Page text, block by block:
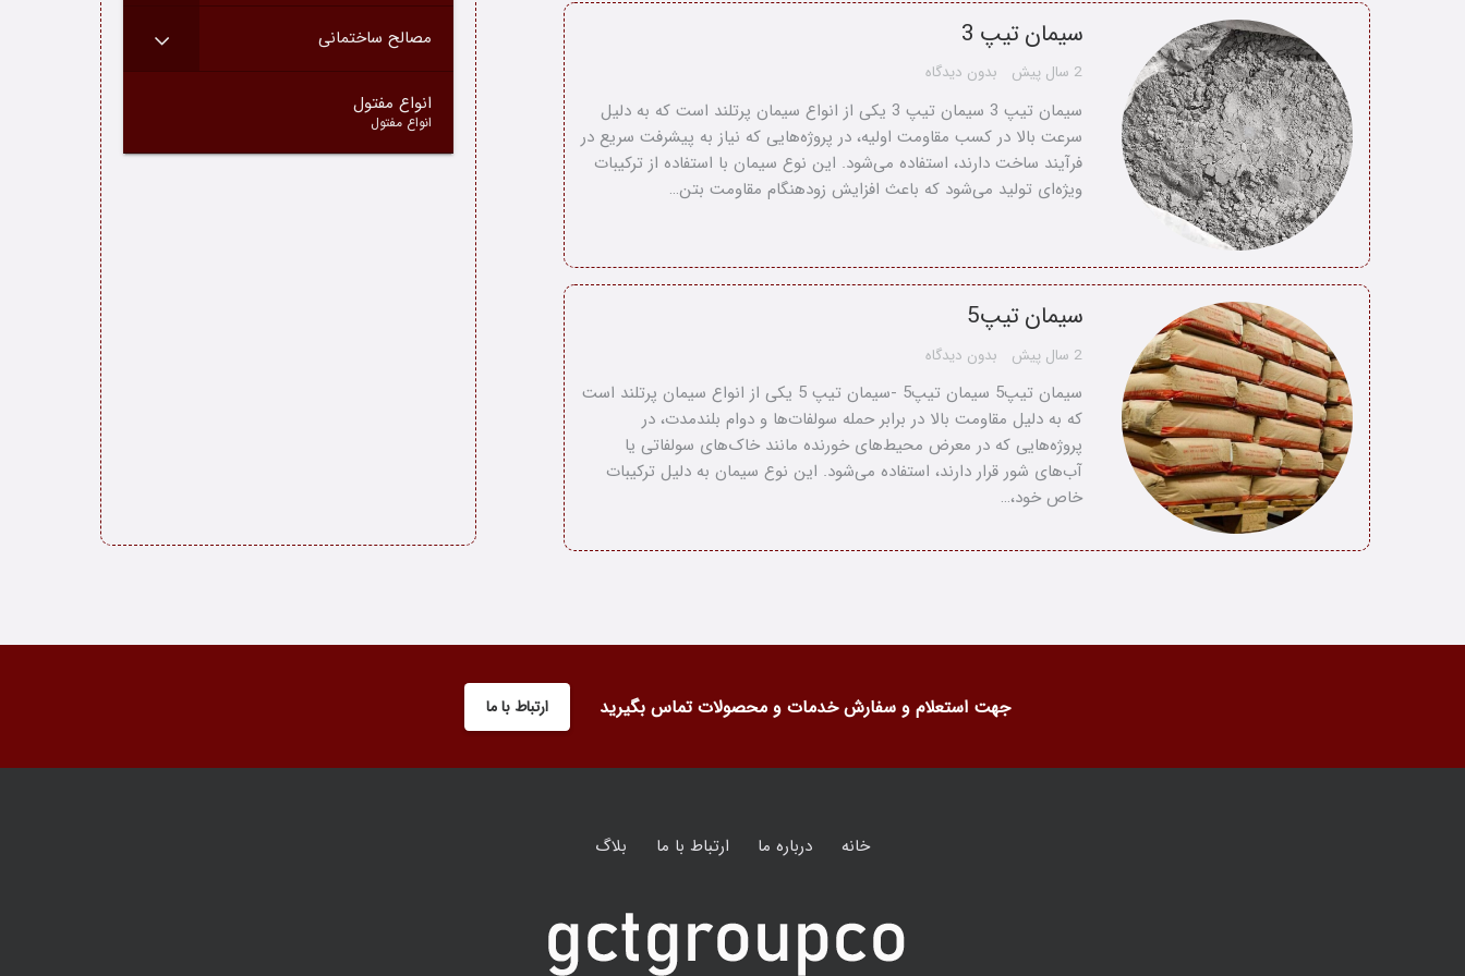
سیمان تیپ 3
2 سال پیش بدون دیدگاه
سیمان تیپ 3 سیمان تیپ 3 یکی از انواع سیمان پرتلند است که به دلیل
سرعت بالا در کسب مقاومت اولیه، در پروژه‌هایی که نیاز به پیشرفت سریع در
فرآیند ساخت دارند، استفاده می‌شود. این نوع سیمان با استفاده از ترکیبات
ویژه‌ای تولید می‌شود که باعث افزایش زودهنگام مقاومت بتن…
سیمان تیپ5
2 سال پیش بدون دیدگاه
سیمان تیپ5 سیمان تیپ5 -سیمان تیپ 5 یکی از انواع سیمان پرتلند است
که به دلیل مقاومت بالا در برابر حمله سولفات‌ها و دوام بلندمدت، در
پروژه‌هایی که در معرض محیط‌های خورنده مانند خاک‌های سولفاتی یا
آب‌های شور قرار دارند، استفاده می‌شود. این نوع سیمان به دلیل ترکیبات
خاص خود،…
مصالح ساختمانی
انواع مفتول
انواع مفتول
جهت استعلام و سفارش خدمات و محصولات تماس بگیرید ارتباط با ما
خانه درباره ما ارتباط با ما بلاگ